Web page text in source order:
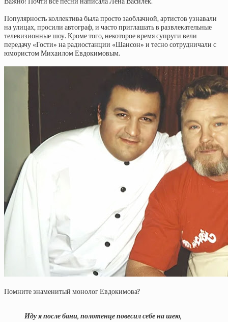
Популярность коллектива была просто заоблачной, артистов узнавали
на улицах, просили автограф, и часто приглашать в развлекательные
телевизионные шоу. Кроме того, некоторое время супруги вели
передачу «Гости» на радиостанции «Шансон» и тесно сотрудничали с
юмористом Михаилом Евдокимовым.
Помните знаменитый монолог Евдокимова?
Иду я после бани, полотенце повесил себе на шею,